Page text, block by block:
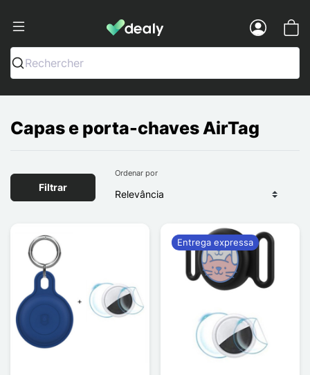
Dealy - Capas e acessórios para
Rechercher
Capas e porta-chaves AirTag
Filtrar
Ordenar por
Entrega expressa